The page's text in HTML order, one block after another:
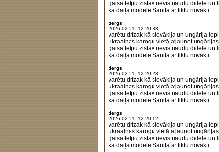
gaisa telpu zistāv nevis naudu didelē un
kā daiļā modele Sanita ar tiktu novākti.
dergs
2026-02-21 12:20:33
varētu drīzak kā slovākija un ungārija
ukraainas karogu vietā atjaunot
gaisa telpu zistāv nevis naudu didelē un
kā daiļā modele Sanita ar tiktu novākti.
dergs
2026-02-21 12:20:23
varētu drīzak kā slovākija un ungārija
ukraainas karogu vietā atjaunot
gaisa telpu zistāv nevis naudu didelē un
kā daiļā modele Sanita ar tiktu novākti.
dergs
2026-02-21 12:20:12
varētu drīzak kā slovākija un ungārija
ukraainas karogu vietā atjaunot
gaisa telpu zistāv nevis naudu didelē un
kā daiļā modele Sanita ar tiktu novākti.